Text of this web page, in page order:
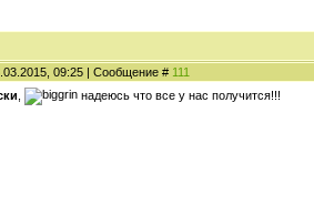
09:25 | Сообщение # 111
надеюсь что все у нас получится!!!